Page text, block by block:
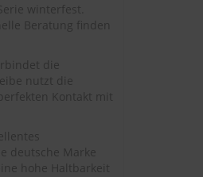
winterfest.
Beratung finden
die
nutzt die
Kontakt mit
deutsche Marke
hohe Haltbarkeit